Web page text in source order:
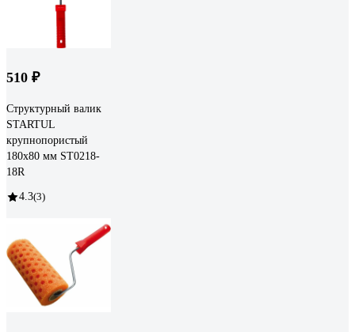
510 ₽
Структурный валик
STARTUL
крупнопористый
180x80 мм ST0218-
18R
4.3(3)